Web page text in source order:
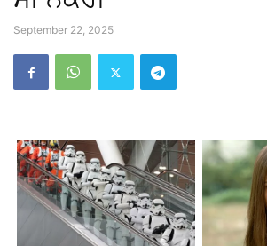
September 22, 2025